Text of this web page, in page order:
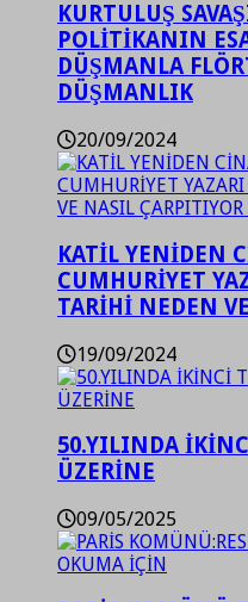
KURTULUŞ
POLİTİKANIN
DÜŞMANLA
DÜŞMANLIK
20/09/2024
KATİL YENİDEN
CUMHURİYET
TARİHİ NEDEN
19/09/2024
50.YILINDA
ÜZERİNE
09/05/2025